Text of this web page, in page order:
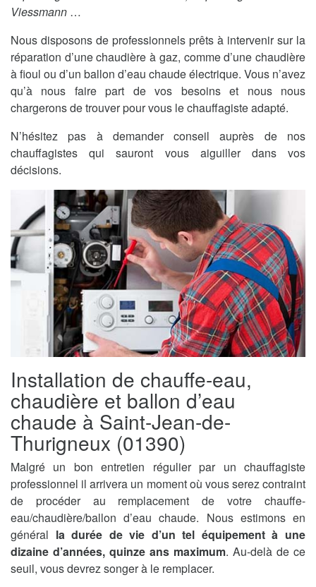
Viessmann …
Nous disposons de professionnels prêts à intervenir sur la
réparation d’une chaudière à gaz, comme d’une chaudière
à fioul ou d’un ballon d’eau chaude électrique. Vous n’avez
qu’à nous faire part de vos besoins et nous nous
chargerons de trouver pour vous le chauffagiste adapté.
N’hésitez pas à demander conseil auprès de nos
chauffagistes qui sauront vous aiguiller dans vos
décisions.
Installation de chauffe-eau,
chaudière et ballon d’eau
chaude à Saint-Jean-de-
Thurigneux (01390)
Malgré un bon entretien régulier par un chauffagiste
professionnel il arrivera un moment où vous serez contraint
de procéder au remplacement de votre chauffe-
eau/chaudière/ballon d’eau chaude. Nous estimons en
général la durée de vie d’un tel équipement à une
dizaine d’années, quinze ans maximum. Au-delà de ce
seuil, vous devrez songer à le remplacer.